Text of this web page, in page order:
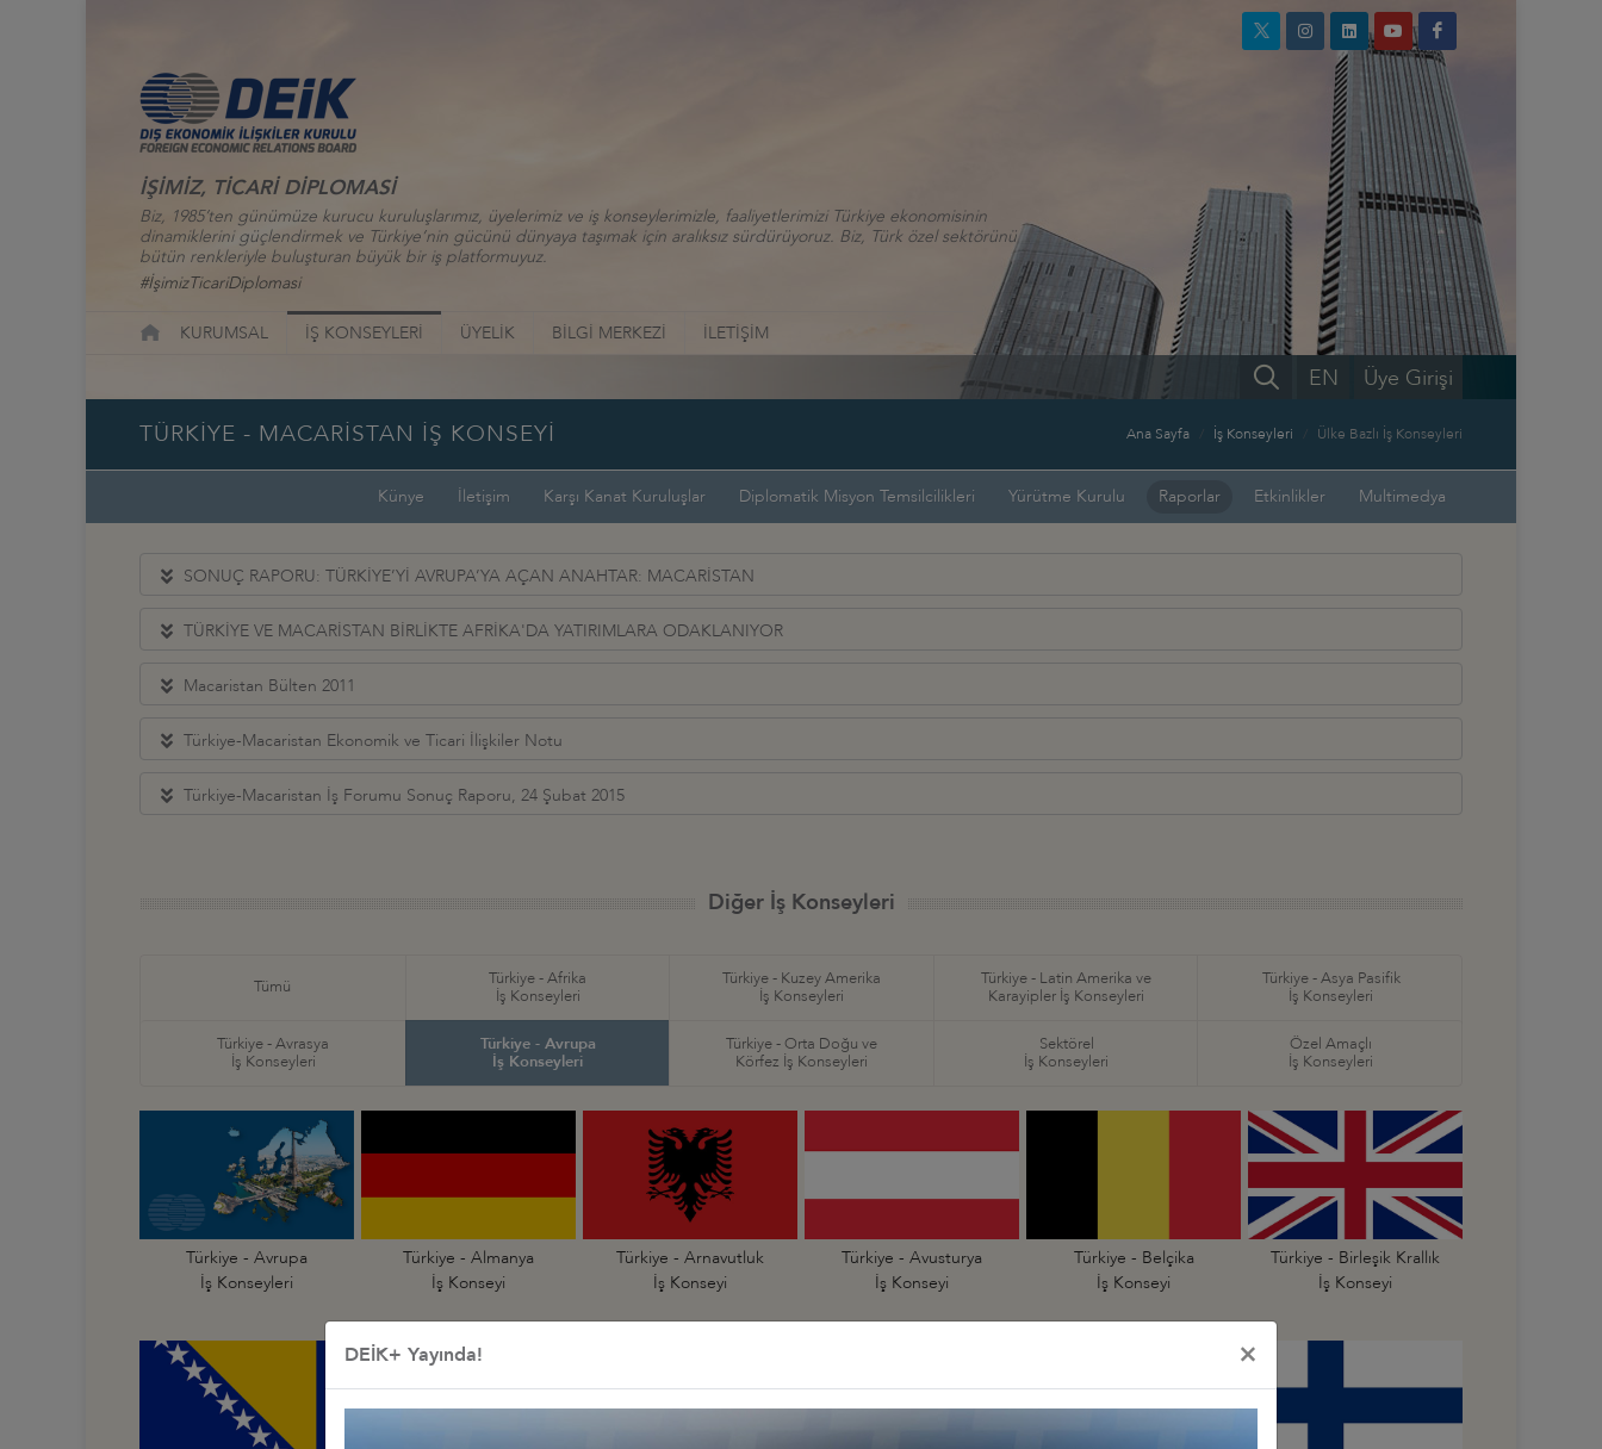
İŞİMİZ, TİCARİ DİPLOMASİ
Biz, 1985’ten günümüze kurucu kuruluşlarımız, üyelerimiz ve iş konseylerimizle, faaliyetlerimizi Türkiye ekonomisinin
dinamiklerini güçlendirmek ve Türkiye’nin gücünü dünyaya taşımak için aralıksız sürdürüyoruz. Biz, Türk özel sektörünü
bütün renkleriyle buluşturan büyük bir iş platformuyuz.
#İşimizTicariDiplomasi
KURUMSAL İŞ KONSEYLERİ ÜYELİK BİLGİ MERKEZİ İLETİŞİM
Üye Girişi
EN
TÜRKİYE - MACARİSTAN İŞ KONSEYİ Ana Sayfa İş Konseyleri Ülke Bazlı İş Konseyleri
Künye İletişim Karşı Kanat Kuruluşlar Diplomatik Misyon Temsilcilikleri Yürütme Kurulu Raporlar Etkinlikler Multimedya
SONUÇ RAPORU: TÜRKİYE’Yİ AVRUPA’YA AÇAN ANAHTAR: MACARİSTAN
TÜRKİYE VE MACARİSTAN BİRLİKTE AFRİKA'DA YATIRIMLARA ODAKLANIYOR
Macaristan Bülten 2011
Türkiye-Macaristan Ekonomik ve Ticari İlişkiler Notu
Türkiye-Macaristan İş Forumu Sonuç Raporu, 24 Şubat 2015
Diğer İş Konseyleri
Tümü
Türkiye - Afrika
İş Konseyleri
Türkiye - Kuzey Amerika
İş Konseyleri
Türkiye - Latin Amerika ve
Karayipler İş Konseyleri
Türkiye - Asya Pasifik
İş Konseyleri
Türkiye - Avrasya
İş Konseyleri
Türkiye - Avrupa
İş Konseyleri
Türkiye - Orta Doğu ve
Körfez İş Konseyleri
Sektörel
İş Konseyleri
Özel Amaçlı
İş Konseyleri
Türkiye - Avrupa
İş Konseyleri
Türkiye - Almanya
İş Konseyi
Türkiye - Arnavutluk
İş Konseyi
Türkiye - Avusturya
İş Konseyi
Türkiye - Belçika
İş Konseyi
Türkiye - Birleşik Krallık
İş Konseyi
DEİK+ Yayında! ×